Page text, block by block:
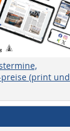
(print und